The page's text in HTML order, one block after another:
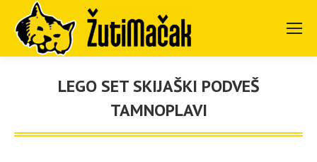
LEGO SET SKIJAŠKI PODVEŠ
TAMNOPLAVI
You are here: